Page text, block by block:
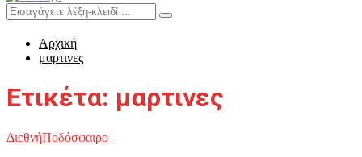
Menu
Search
for:
Search
Αρχική
μαρτινες
Ετικέτα: μαρτινες
ΔιεθνήΠοδόσφαιρο